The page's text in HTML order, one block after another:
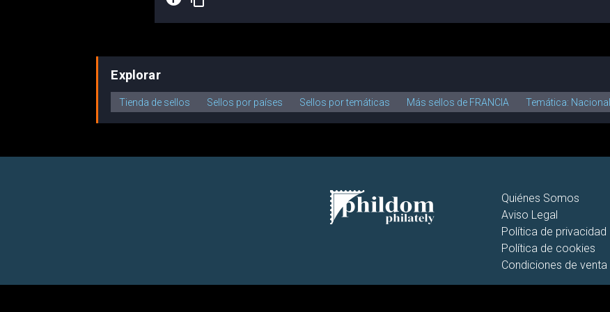
Explorar
Tienda de sellos Sellos por países Sellos por temáticas Más sellos de FRANCIA Temática: Nacional
Quiénes Somos
Aviso Legal
Política de privacidad
Política de cookies
Condiciones de venta